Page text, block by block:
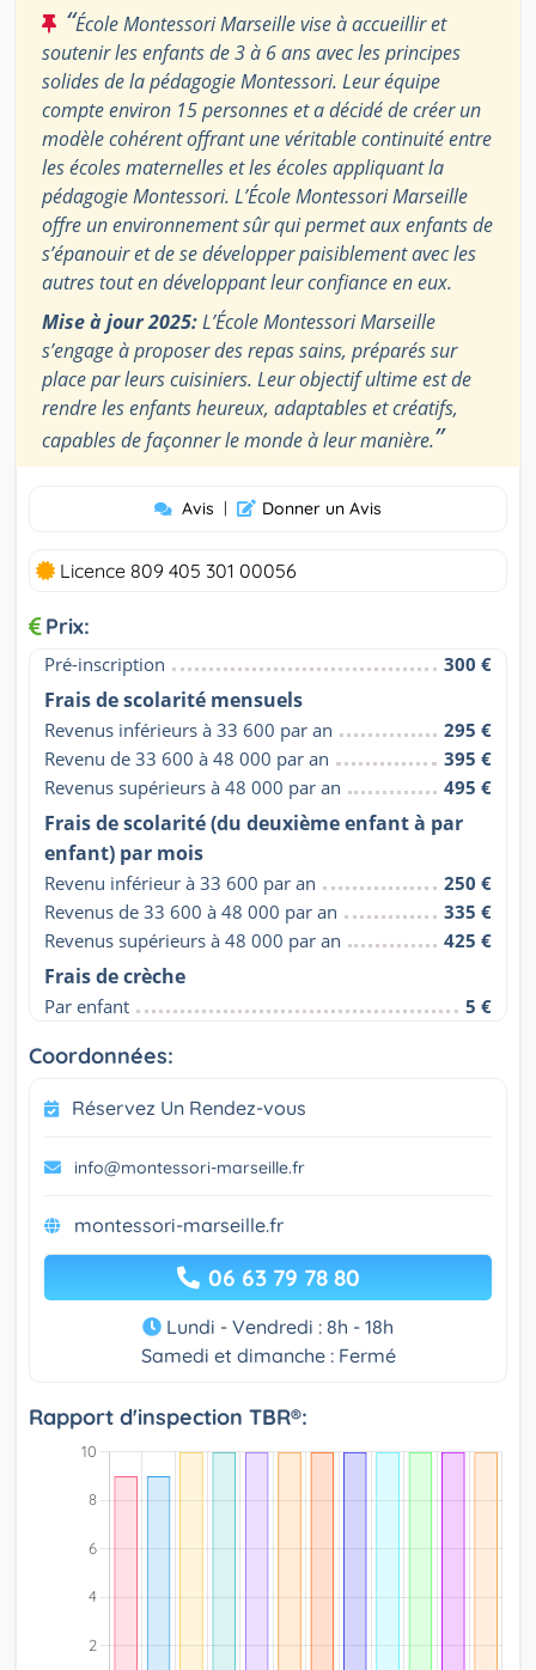
“École Montessori Marseille vise à accueillir et
soutenir les enfants de 3 à 6 ans avec les principes
solides de la pédagogie Montessori. Leur équipe
compte environ 15 personnes et a décidé de créer un
modèle cohérent offrant une véritable continuité entre
les écoles maternelles et les écoles appliquant la
pédagogie Montessori. L’École Montessori Marseille
offre un environnement sûr qui permet aux enfants de
s’épanouir et de se développer paisiblement avec les
autres tout en développant leur confiance en eux.
Mise à jour 2025:L’École Montessori Marseille
s’engage à proposer des repas sains, préparés sur
place par leurs cuisiniers. Leur objectif ultime est de
rendre les enfants heureux, adaptables et créatifs,
capables de façonner le monde à leur manière.”
Avis | Donner un Avis
Licence 809 405 301 00056
Prix:
Pré-inscription 300 €
Frais de scolarité mensuels
Revenus inférieurs à 33 600 par an
295 €
Revenu de 33 600 à 48 000 par an
395 €
Revenus supérieurs à 48 000 par an
495 €
Frais de scolarité (du deuxième enfant à par
enfant) par mois
Revenu inférieur à 33 600 par an
250 €
Revenus de 33 600 à 48 000 par an
335 €
Revenus supérieurs à 48 000 par an
425 €
Frais de crèche
Par enfant 5 €
Coordonnées:
Réservez Un Rendez-vous
info@montessori-marseille.fr
montessori-marseille.fr
06 63 79 78 80
Lundi - Vendredi : 8h - 18h
Samedi et dimanche : Fermé
Rapport d'inspection TBR®: